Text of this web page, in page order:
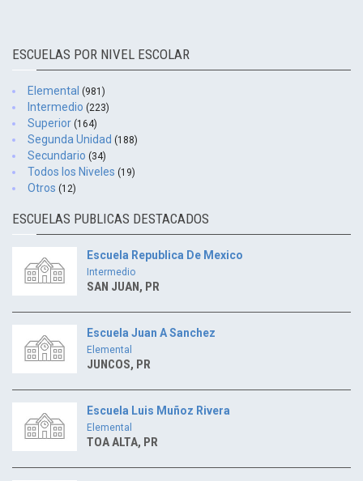
ESCUELAS POR NIVEL ESCOLAR
Elemental (981)
Intermedio (223)
Superior (164)
Segunda Unidad (188)
Secundario (34)
Todos los Niveles (19)
Otros (12)
ESCUELAS PUBLICAS DESTACADOS
Escuela Republica De Mexico
Intermedio
SAN JUAN, PR
Escuela Juan A Sanchez
Elemental
JUNCOS, PR
Escuela Luis Muñoz Rivera
Elemental
TOA ALTA, PR